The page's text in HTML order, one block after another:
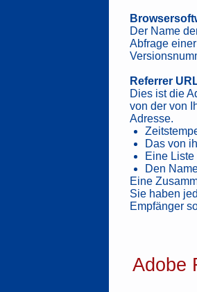
Der Name
Abfrage
Referrer
Dies ist die
von der von
Adresse.
Das von
Eine
Den
Eine
Sie haben
Empfänger
Adobe